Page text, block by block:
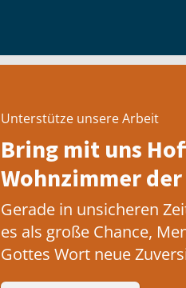
Unterstütze unsere Arbeit
Bring mit uns
Wohnzimmer
Gerade in unsicheren
es als große Chance,
Gottes Wort neue